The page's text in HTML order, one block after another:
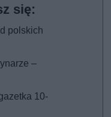
polskich
–
10-